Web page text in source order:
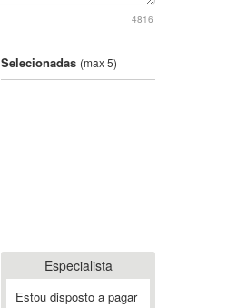
4816
Selecionadas (max 5)
Especialista
Estou disposto a pagar